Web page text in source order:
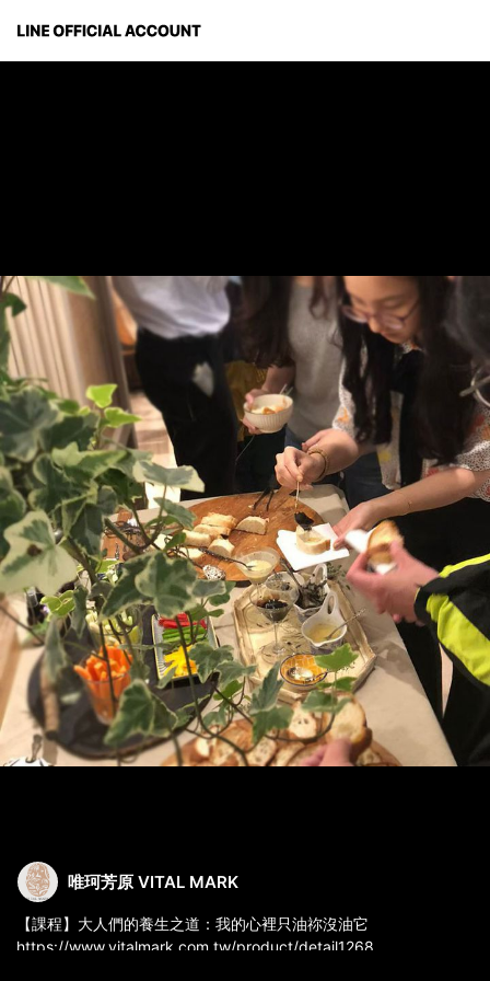
唯珂芳原 VITAL MARK
【課程】大人們的養生之道：我的心裡只油祢沒油它
https://www.vitalmark.com.tw/product/detail1268